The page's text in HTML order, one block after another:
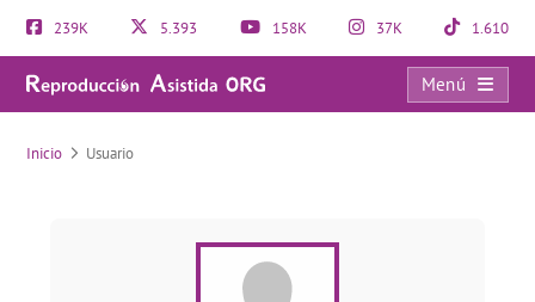
239K 5.393 158K 37K 1.610
Menú
Usuario
Inicio Usuario